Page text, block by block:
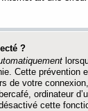
?
Cette prévention
de votre
ordinateur
cette